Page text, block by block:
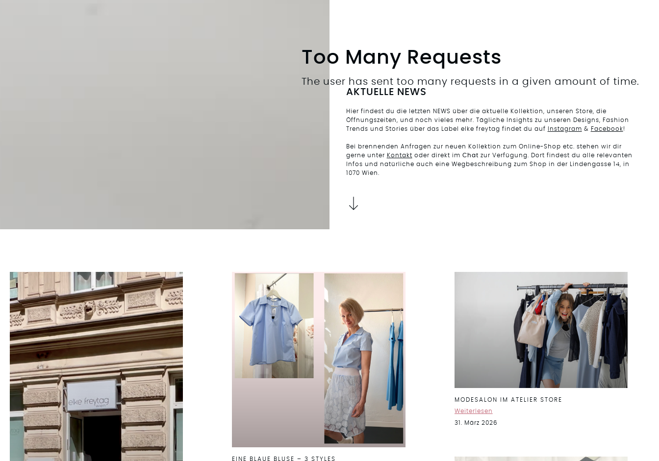
Too Many Requests
The user has sent too many requests in a given amount of time.
AKTUELLE NEWS
Hier findest du die letzten NEWS über die aktuelle Kollektion, unseren Store, die
Öffnungszeiten, und noch vieles mehr. Tägliche Insights zu unseren Designs, Fashion
Trends und Stories über das Label elke freytag findet du auf
Instagram & Facebook!
Bei brennenden Anfragen zur neuen Kollektion zum Online-Shop etc. stehen wir dir
gerne unter Kontakt oder direkt im Chat zur Verfügung. Dort findest du alle relevanten
Infos und natürliche auch eine Wegbeschreibung zum Shop in der Lindengasse 14, in
1070 Wien.
EINE BLAUE BLUSE – 3 STYLES
MODESALON IM ATELIER STORE
Weiterlesen
31. März 2026